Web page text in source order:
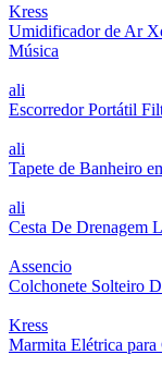
Kress
Umidificador de Ar
Música
ali
Escorredor Portátil
ali
Tapete de Banheiro
ali
Cesta De Drenagem
Assencio
Colchonete Solteiro
Kress
Marmita Elétrica